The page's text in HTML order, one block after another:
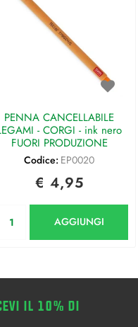
PENNA CANCELLABILE
- CORGI - ink nero
FUORI PRODUZIONE
Codice: EP0020
€ 4,95
AGGIUNGI
IL 10% DI